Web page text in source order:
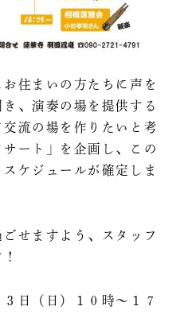
住まいの方たちに声を
、演奏の場を提供する
流の場を作りたいと考
ート」を企画し、この
ケジュールが確定しま
せますよう、スタッフ
日（日）１０時～１７